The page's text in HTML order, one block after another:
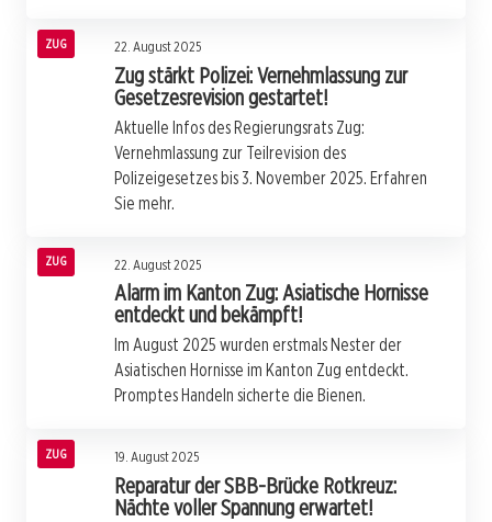
ZUG 22. August 2025
Zug stärkt Polizei: Vernehmlassung zur
Gesetzesrevision gestartet!
Aktuelle Infos des Regierungsrats Zug:
Vernehmlassung zur Teilrevision des
Polizeigesetzes bis 3. November 2025. Erfahren
Sie mehr.
ZUG 22. August 2025
Alarm im Kanton Zug: Asiatische Hornisse
entdeckt und bekämpft!
Im August 2025 wurden erstmals Nester der
Asiatischen Hornisse im Kanton Zug entdeckt.
Promptes Handeln sicherte die Bienen.
ZUG 19. August 2025
Reparatur der SBB-Brücke Rotkreuz:
Nächte voller Spannung erwartet!